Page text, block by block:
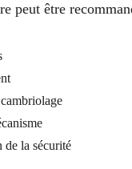
peut être
de la sécurité